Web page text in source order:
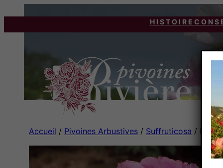
HISTOIRE
Accueil / Pivoines Arbustives / Suffruticosa /